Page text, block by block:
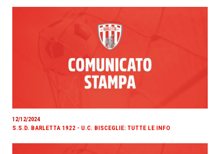
12/12/2024
S.S.D. BARLETTA 1922 - U.C. BISCEGLIE: TUTTE LE INFO